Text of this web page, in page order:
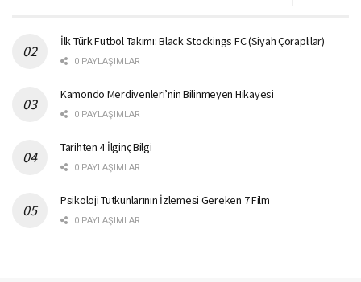
İlk Türk Futbol Takımı: Black Stockings FC (Siyah Çoraplılar)
0 PAYLAŞIMLAR
Kamondo Merdivenleri’nin Bilinmeyen Hikayesi
0 PAYLAŞIMLAR
Tarihten 4 İlginç Bilgi
0 PAYLAŞIMLAR
Psikoloji Tutkunlarının İzlemesi Gereken 7 Film
0 PAYLAŞIMLAR